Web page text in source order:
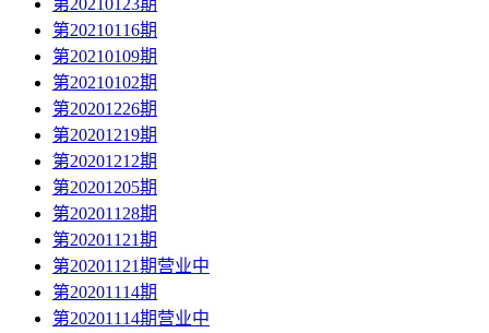
第20210116期
第20210109期
第20210102期
第20201226期
第20201219期
第20201212期
第20201205期
第20201128期
第20201121期
第20201121期营业中
第20201114期
第20201114期营业中